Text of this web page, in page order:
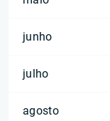
junho
julho
agosto